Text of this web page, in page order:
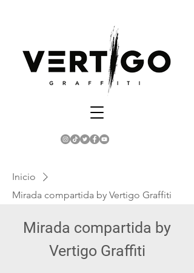
Inicio
Mirada compartida by Vertigo Graffiti
Mirada compartida by
Vertigo Graffiti